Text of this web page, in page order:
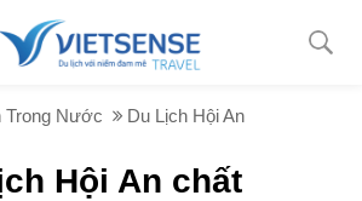
Trong Nước Du Lịch Hội An
Hội An chất